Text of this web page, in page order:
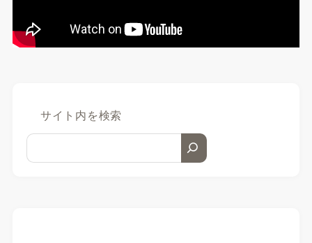
サイト内を検索